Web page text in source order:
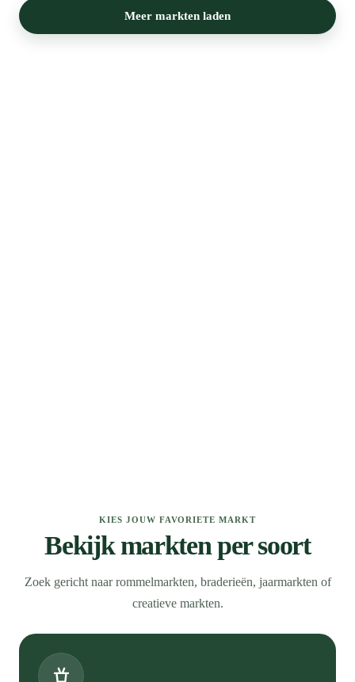
Meer markten laden
KIES JOUW FAVORIETE MARKT
Bekijk markten per soort
Zoek gericht naar rommelmarkten, braderieën, jaarmarkten of
creatieve markten.